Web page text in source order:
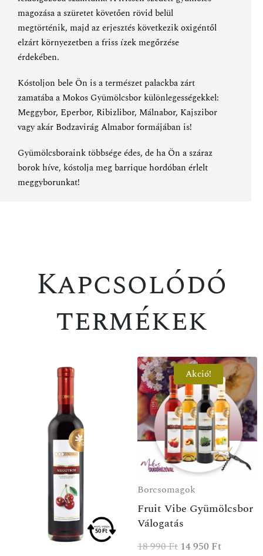
magozása a szüretet követően rövid belül
megtörténik, majd az erjesztés következik oxigéntől
elzárt környezetben a friss ízek megőrzése
érdekében.
Kóstoljon bele Ön is a természet palackba zárt
zamatába a Mokos Gyümölcsbor különlegességekkel:
Meggybor, Eperbor, Ribizlibor, Málnabor, Kajszibor
vagy akár Bodzavirág Almaborformájában is!
Gyümölcsboraink többsége édes, de ha Ön a száraz
borok híve, kóstolja megbarrique hordóban érlelt
meggyborunkat!
Kapcsolódó
termékek
Akció!
Borcsomagok
Fruit Vibe Gyümölcsbor
Válogatás
18 990Ft14 950 Ft